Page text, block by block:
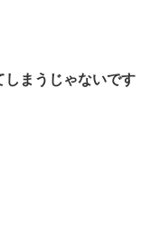
しまうじゃないです